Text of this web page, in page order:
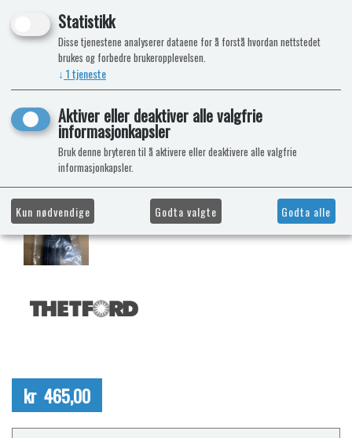
kr 465,00
Statistikk
Disse tjenestene analyserer dataene for å forstå hvordan nettstedet
brukes og forbedre brukeropplevelsen.
↓ 1tjeneste
Aktiver eller deaktiver alle valgfrie
informasjonkapsler
Bruk denne bryteren til å aktivere eller deaktivere alle valgfrie
informasjonkapsler.
Kun nødvendige Godta valgte Godta alle